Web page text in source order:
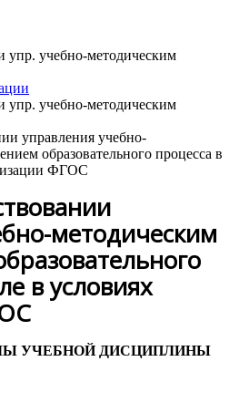
управления учебно-
образовательного процесса в
ФГОС
методическим
в условиях
УЧЕБНОЙ ДИСЦИПЛИНЫ